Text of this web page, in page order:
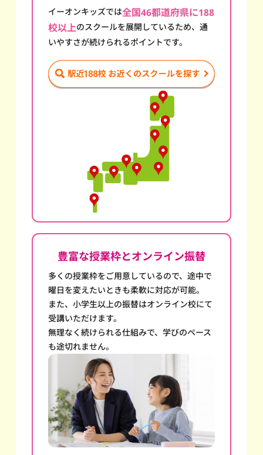
イーオンキッズでは全国46都道府県に188
校以上のスクールを展開しているため、通
いやすさが続けられるポイントです。
豊富な授業枠とオンライン振替
多くの授業枠をご用意しているので、途中で
曜日を変えたいときも柔軟に対応が可能。
また、小学生以上の振替はオンライン校にて
受講いただけます。
無理なく続けられる仕組みで、学びのペース
も途切れません。